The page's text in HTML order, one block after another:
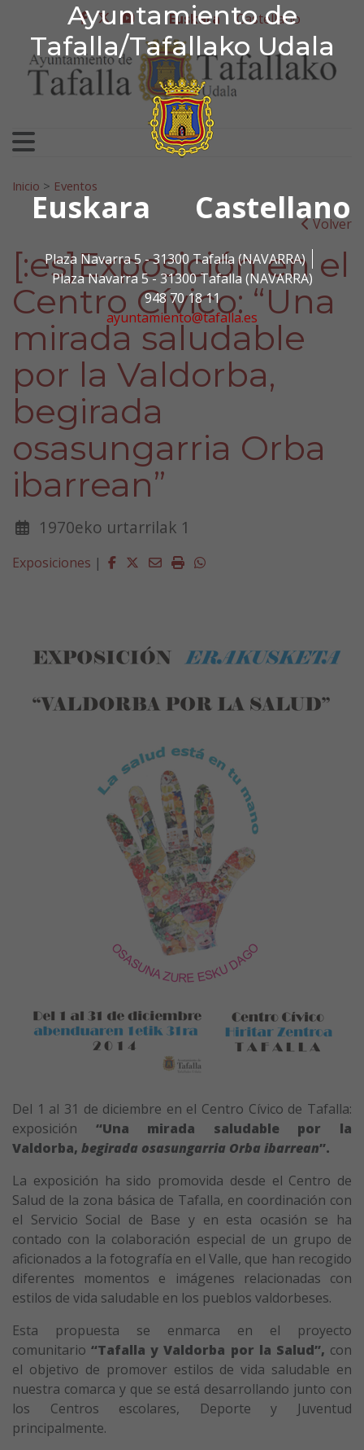
Ayuntamiento de
Tafalla/Tafallako Udala
Euskara Castellano
Plaza Navarra 5 - 31300 Tafalla (NAVARRA)
Plaza Navarra 5 - 31300 Tafalla (NAVARRA)
948 70 18 11
ayuntamiento@tafalla.es
Ir al contenido
Ayuntamiento de
facebook
twitter
youtube
Euskara Castellano
Bilatu:
Inicio > Eventos
Volver
[:es]Exposición en el
Centro Cívico: “Una
mirada saludable
por la Valdorba,
begirada
osasungarria Orba
ibarrean”
1970eko urtarrilak 1
Exposiciones | Facebook
Twitter
EmailImprimirWhatsapp
Del 1 al 31 de diciembre en el Centro Cívico de Tafalla:
exposición “Una mirada saludable por la
Valdorba, begirada osasungarria Orba ibarrean”.
La exposición ha sido promovida desde el Centro de
Salud de la zona básica de Tafalla, en coordinación con
el Servicio Social de Base y en esta ocasión se ha
contado con la colaboración especial de un grupo de
aficionados a la fotografía en el Valle, que han recogido
diferentes momentos e imágenes relacionadas con
estilos de vida saludable en los pueblos valdorbeses.
Esta propuesta se enmarca en el proyecto
comunitario“Tafalla y Valdorba por la Salud”, con
el objetivo de promover estilos de vida saludable en
nuestra comarca y que se está desarrollando junto con
los Centros escolares, Deporte y Juventud
principalmente.